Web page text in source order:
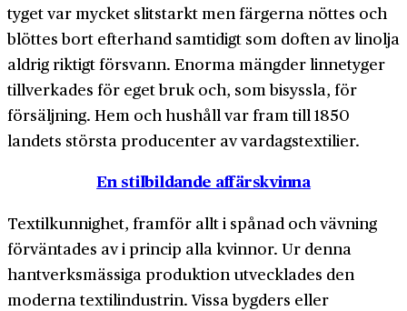
tyget var mycket slitstarkt men färgerna nöttes och
blöttes bort efterhand samtidigt som doften av linolja
aldrig riktigt försvann. Enorma mängder linnetyger
tillverkades för eget bruk och, som bisyssla, för
försäljning. Hem och hushåll var fram till 1850
landets största producenter av vardags­textilier.
En stilbildande affärskvinna
Textilkunnighet, framför allt i spånad och vävning
förväntades av i princip alla kvinnor. Ur denna
hantverks­mässiga produktion utvecklades den
moderna textil­industrin. Vissa bygders eller